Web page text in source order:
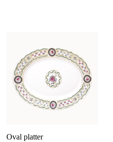
Oval platter